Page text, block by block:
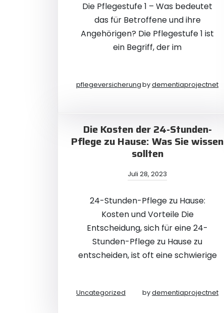
Die Pflegestufe 1 – Was bedeutet
das für Betroffene und ihre
Angehörigen? Die Pflegestufe 1 ist
ein Begriff, der im
pflegeversicherungbydementiaprojectnet
Die Kosten der 24-Stunden-
Pflege zu Hause: Was Sie wissen
sollten
Juli 28, 2023
24-Stunden-Pflege zu Hause:
Kosten und Vorteile Die
Entscheidung, sich für eine 24-
Stunden-Pflege zu Hause zu
entscheiden, ist oft eine schwierige
Uncategorized bydementiaprojectnet